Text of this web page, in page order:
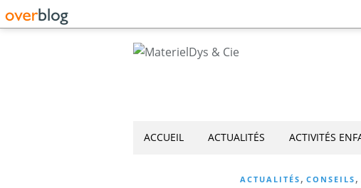
ACCUEIL ACTUALITÉS ACTIVITÉS
ACTUALITÉS , CONSEILS ,